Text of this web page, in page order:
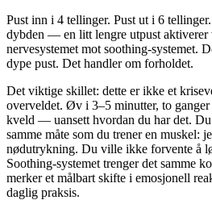
Pust inn i 4 tellinger. Pust ut i 6
dybden — en litt lengre utpust aktiverer
nervesystemet mot soothing-systemet.
dype pust. Det handler om forholdet.
Det viktige skillet: dette er ikke et
overveldet. Øv i 3–5 minutter, to
kveld — uansett hvordan du har det. Du
samme måte som du trener en muskel:
nødutrykning. Du ville ikke forvente å
Soothing-systemet trenger det samme
merker et målbart skifte i emosjonell
daglig praksis.